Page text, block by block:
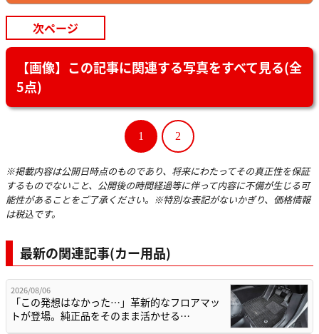
次ページ
【画像】この記事に関連する写真をすべて見る(全
5点)
1 2
※掲載内容は公開日時点のものであり、将来にわたってその真正性を保証
するものでないこと、公開後の時間経過等に伴って内容に不備が生じる可
能性があることをご了承ください。※特別な表記がないかぎり、価格情報
は税込です。
最新の関連記事(カー用品)
2026/08/06
「この発想はなかった…」革新的なフロアマッ
トが登場。純正品をそのまま活かせる…